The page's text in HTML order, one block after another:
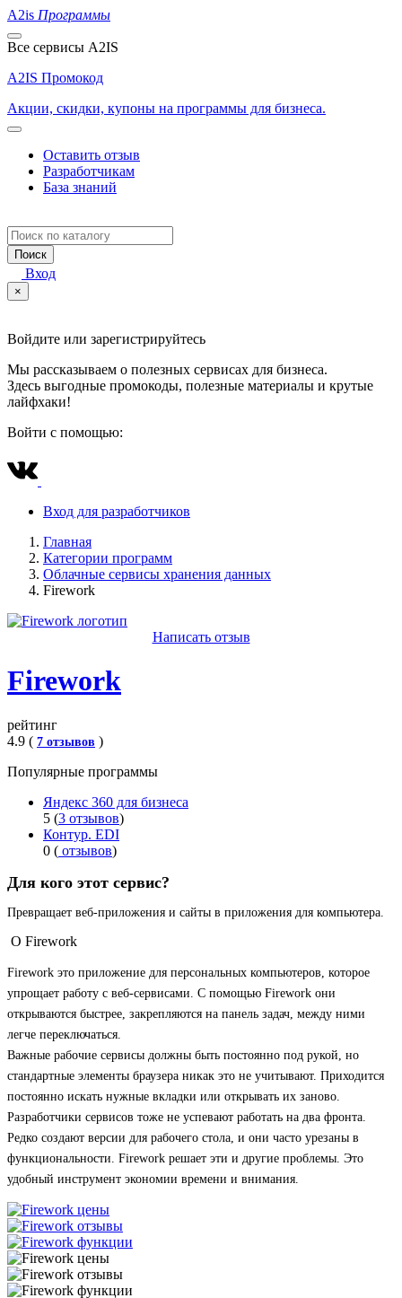
A2is Программы
Все сервисы A2IS
A2IS Промокод
Акции, скидки, купоны на программы для бизнеса.
Оставить отзыв
Разработчикам
База знаний
Поиск
Вход
×
Войдите или зарегистрируйтесь
Мы рассказываем о полезных сервисах для бизнеса.
Здесь выгодные промокоды, полезные материалы и крутые
лайфхаки!
Войти с помощью:
Вход для разработчиков
Главная
Категории программ
Облачные сервисы хранения данных
Firework
Написать отзыв
Firework
рейтинг
4.9 ( 7 отзывов )
Популярные программы
Яндекс 360 для бизнеса
5 (3 отзывов)
Контур. EDI
0 ( отзывов)
Для кого этот сервис?
Превращает веб-приложения и сайты в приложения для компьютера.
О Firework
Firework это приложение для персональных компьютеров, которое
упрощает работу с веб-сервисами. С помощью Firework они
открываются быстрее, закрепляются на панель задач, между ними
легче переключаться.
Важные рабочие сервисы должны быть постоянно под рукой, но
стандартные элементы браузера никак это не учитывают. Приходится
постоянно искать нужные вкладки или открывать их заново.
Разработчики сервисов тоже не успевают работать на два фронта.
Редко создают версии для рабочего стола, и они часто урезаны в
функциональности. Firework решает эти и другие проблемы. Это
удобный инструмент экономии времени и внимания.